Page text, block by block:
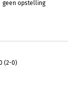
geen opstelling
(2-0)